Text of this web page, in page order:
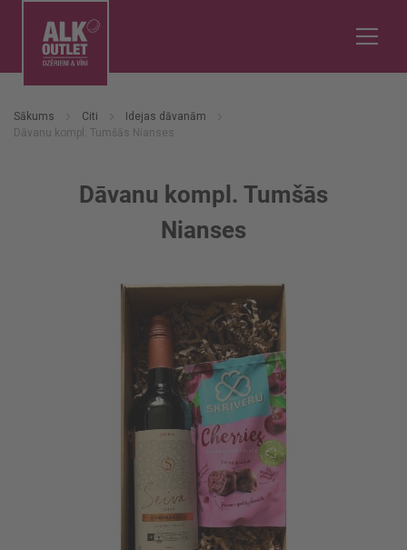
Sākums Citi
Idejas dāvanām
Dāvanu kompl. Tumšās Nianses
Dāvanu kompl. Tumšās
Nianses